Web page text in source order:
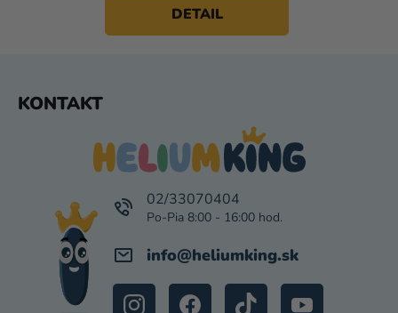
DETAIL
KONTAKT
info@heliumking.sk
02/33070404